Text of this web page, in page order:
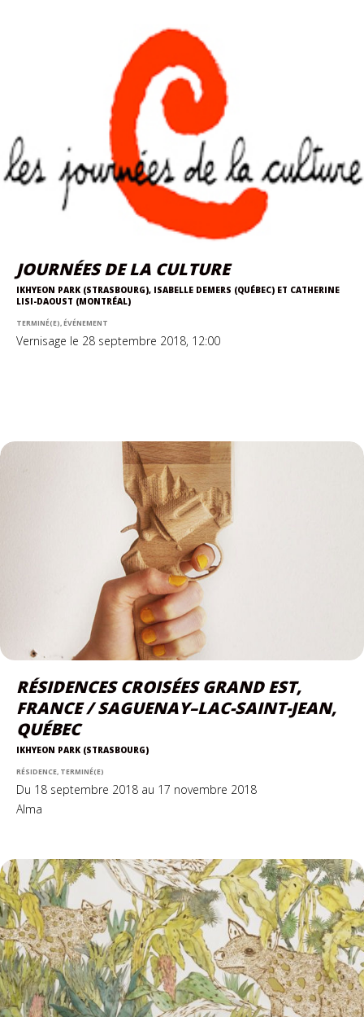
JOURNÉES DE LA CULTURE
IKHYEON PARK (STRASBOURG), ISABELLE DEMERS (QUÉBEC) ET CATHERINE
LISI-DAOUST (MONTRÉAL)
TERMINÉ(E), ÉVÉNEMENT
Vernisage le 28 septembre 2018, 12:00
RÉSIDENCES CROISÉES GRAND EST,
FRANCE / SAGUENAY–LAC-SAINT-JEAN,
QUÉBEC
IKHYEON PARK (STRASBOURG)
RÉSIDENCE, TERMINÉ(E)
Du 18 septembre 2018 au 17 novembre 2018
Alma